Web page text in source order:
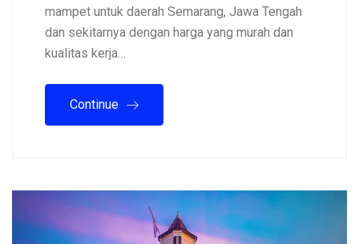
mampet untuk daerah Semarang, Jawa Tengah
dan sekitarnya dengan harga yang murah dan
kualitas kerja…
Continue